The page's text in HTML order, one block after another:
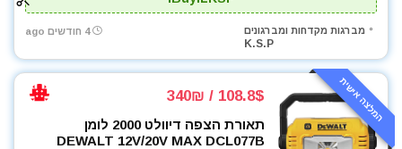
מברגות מקדחות ומברגונים
K.S.P
4 חודשים ago
המלצה אישית 108.8$ / 340₪
תאורת הצפה דיוולט 2000 לומן
DEWALT 12V/20V MAX DCL077B